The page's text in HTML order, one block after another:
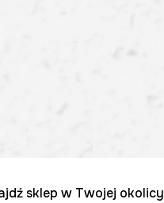
sklep w Twojej okolicy